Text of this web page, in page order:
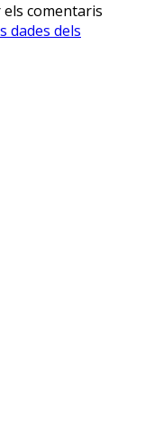
comentaris
dades dels